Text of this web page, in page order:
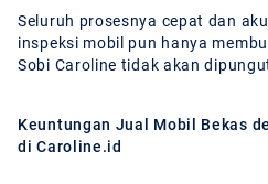
Seluruh prosesnya cepat dan
inspeksi mobil pun hanya
Sobi Caroline tidak akan
Keuntungan Jual Mobil Bekas
di Caroline.id